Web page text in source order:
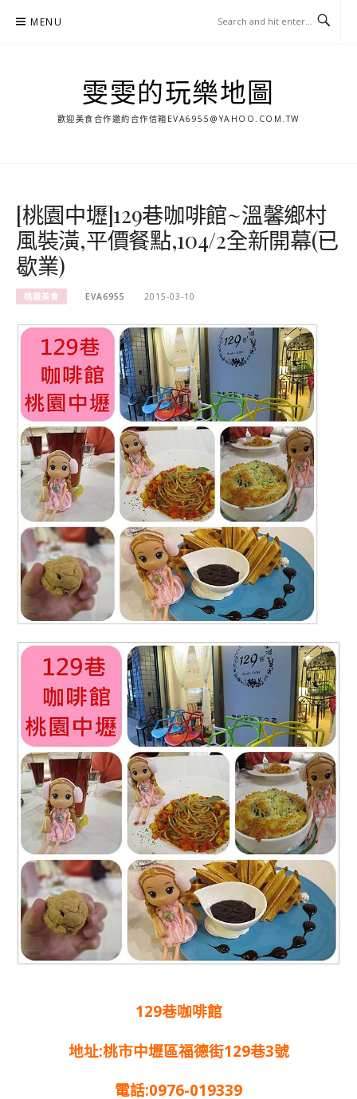
MENU
雯雯的玩樂地圖
歡迎美食合作邀約合作信箱 EVA6955@YAHOO.COM.TW
[桃園中壢]129巷咖啡館~溫馨鄉村
風裝潢,平價餐點,104/2全新開幕(已
歇業)
桃園美食 EVA6955 2015-03-10
129巷咖啡館
地址:桃市中壢區福德街129巷3號
電話:0976-019339